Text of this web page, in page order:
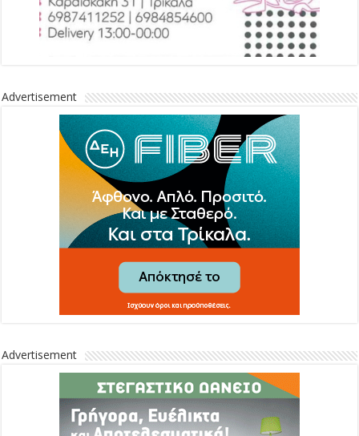
Advertisement
Advertisement